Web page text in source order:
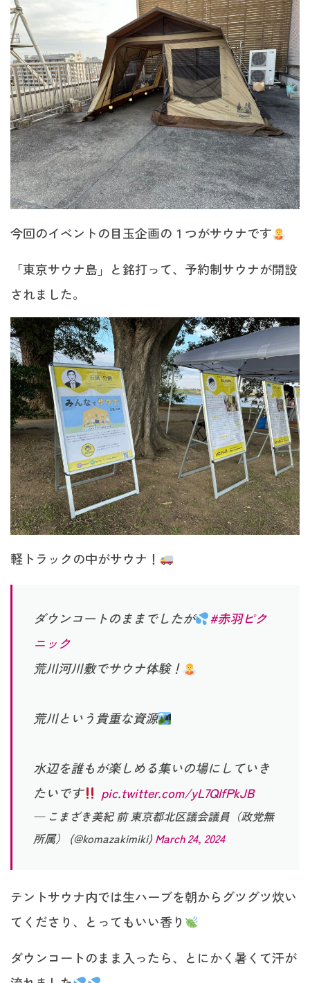
今回のイベントの目玉企画の１つがサウナです
「東京サウナ島」と銘打って、予約制サウナが開設
されました。
軽トラックの中がサウナ！
ダウンコートのままでしたが
#赤羽ピク
ニック
荒川河川敷でサウナ体験！
荒川という貴重な資源
水辺を誰もが楽しめる集いの場にしていき
たいです
pic.twitter.com/yL7QIfPkJB
— こまざき美紀 前 東京都北区議会議員（政党無
所属） (@komazakimiki) March 24, 2024
テントサウナ内では生ハーブを朝からグツグツ炊い
てくださり、とってもいい香り
ダウンコートのまま入ったら、とにかく暑くて汗が